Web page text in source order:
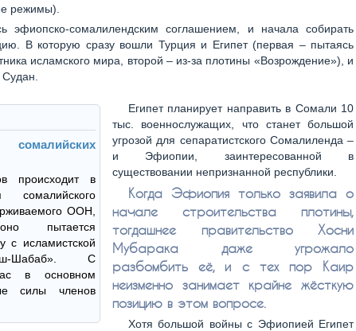
режимы).
эфиопско-сомалилендским соглашением, и начала собирать
В которую сразу вошли Турция и Египет (первая – пытаясь
исламского мира, второй – из-за плотины «Возрождение»), и
сомалийских
происходит в
сомалийского
ООН,
пытается
с исламистской
Шабаб». С
в основном
силы членов
Египет планирует направить в Сомали 10
тыс. военнослужащих, что станет большой
угрозой для сепаратистского Сомалиленда –
и Эфиопии, заинтересованной в
существовании непризнанной республики.
Когда Эфиопия только заявила о
начале строительства плотины,
тогдашнее правительство Хосни
Мубарака даже угрожало
разбомбить её, и с тех пор Каир
неизменно занимает крайне жёсткую
позицию в этом вопросе.
Хотя большой войны с Эфиопией Египет